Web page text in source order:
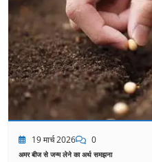
19 मार्च 2026 0
अमर बीज से जन्म लेने का अर्थ समझना